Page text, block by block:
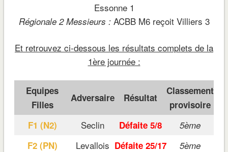
Essonne 1
Régionale 2 Messieurs :ACBB M6 reçoit Villiers 3
Et retrouvez ci-dessous les résultats complets de la
1ère journée :
Equipes
Filles
Adversaire Résultat
Classement
provisoire
F1 (N2)
Seclin Défaite 5/8
5ème
F2 (PN)
Levallois Défaite 25/17
5ème